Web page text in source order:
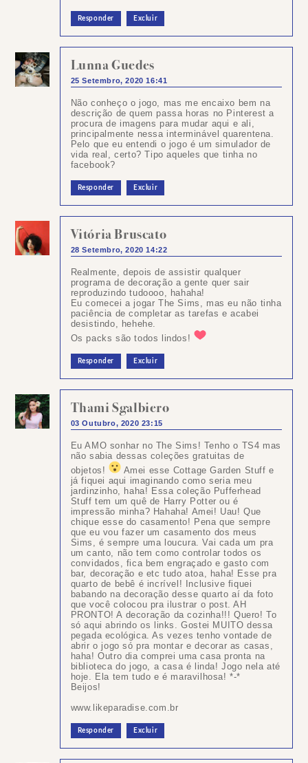
Responder Excluir
Lunna Guedes
25 Setembro, 2020 16:41
Não conheço o jogo, mas me encaixo bem na
descrição de quem passa horas no Pinterest a
procura de imagens para mudar aqui e ali,
principalmente nessa interminável quarentena.
Pelo que eu entendi o jogo é um simulador de
vida real, certo? Tipo aqueles que tinha no
facebook?
Responder Excluir
Vitória Bruscato
28 Setembro, 2020 14:22
Realmente, depois de assistir qualquer
programa de decoração a gente quer sair
reproduzindo tudoooo, hahaha!
Eu comecei a jogar The Sims, mas eu não tinha
paciência de completar as tarefas e acabei
desistindo, hehehe.
Os packs são todos lindos!
Responder Excluir
Thami Sgalbiero
03 Outubro, 2020 23:15
Eu AMO sonhar no The Sims! Tenho o TS4 mas
não sabia dessas coleções gratuitas de
objetos!
Amei esse Cottage Garden Stuff e
já fiquei aqui imaginando como seria meu
jardinzinho, haha! Essa coleção Pufferhead
Stuff tem um quê de Harry Potter ou é
impressão minha? Hahaha! Amei! Uau! Que
chique esse do casamento! Pena que sempre
que eu vou fazer um casamento dos meus
Sims, é sempre uma loucura. Vai cada um pra
um canto, não tem como controlar todos os
convidados, fica bem engraçado e gasto com
bar, decoração e etc tudo atoa, haha! Esse pra
quarto de bebê é incrível! Inclusive fiquei
babando na decoração desse quarto aí da foto
que você colocou pra ilustrar o post. AH
PRONTO! A decoração da cozinha!!! Quero! To
só aqui abrindo os links. Gostei MUITO dessa
pegada ecológica. As vezes tenho vontade de
abrir o jogo só pra montar e decorar as casas,
haha! Outro dia comprei uma casa pronta na
biblioteca do jogo, a casa é linda! Jogo nela até
hoje. Ela tem tudo e é maravilhosa! *-*
Beijos!
www.likeparadise.com.br
Responder Excluir